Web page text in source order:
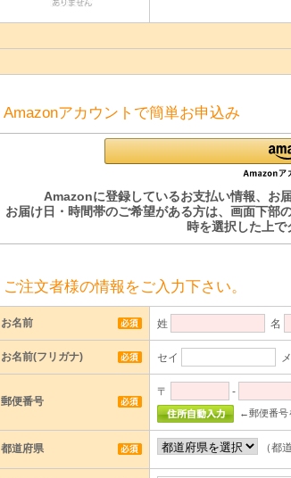
Amazonアカウントで簡単お申込み
Amazonに登録しているお支払い情報、お
お届け日・時間帯のご希望がある方は、画面下部
時を選択した上で
ご注文者様の情報をご入力下さい。
お名前 姓 名
お名前(フリガナ) セイ
郵便番号
〒 -
←郵便番号
都道府県 （都